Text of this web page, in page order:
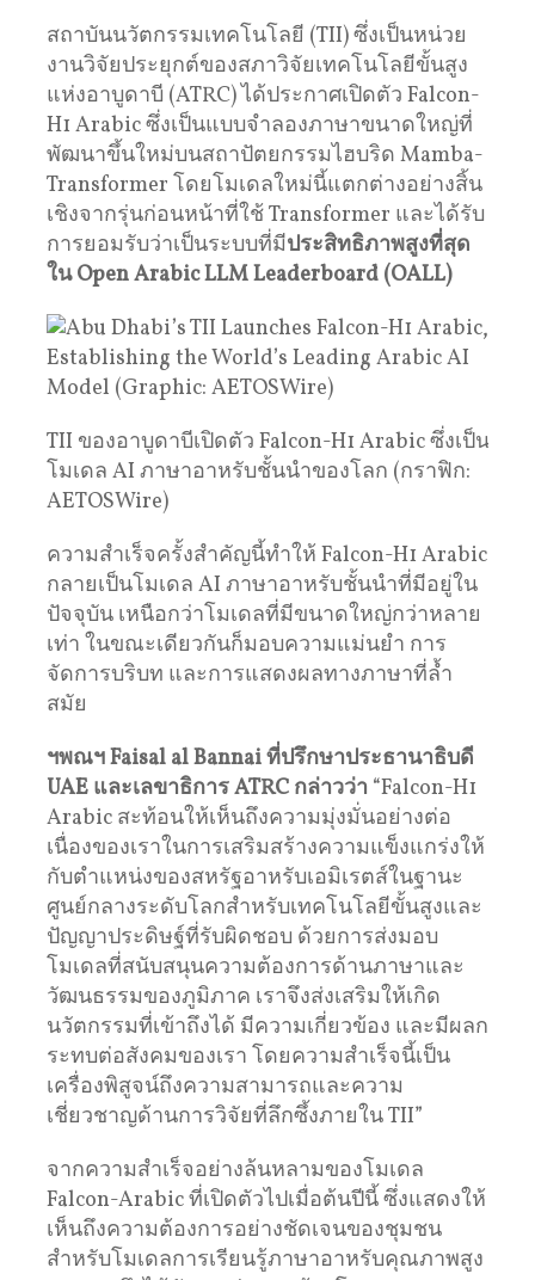
สถาบันนวัตกรรมเทคโนโลยี (TII) ซึ่งเป็นหน่วย
งานวิจัยประยุกต์ของสภาวิจัยเทคโนโลยีขั้นสูง
แห่งอาบูดาบี (ATRC) ได้ประกาศเปิดตัว Falcon-
H1 Arabic ซึ่งเป็นแบบจำลองภาษาขนาดใหญ่ที่
พัฒนาขึ้นใหม่บนสถาปัตยกรรมไฮบริด Mamba-
Transformer โดยโมเดลใหม่นี้แตกต่างอย่างสิ้น
เชิงจากรุ่นก่อนหน้าที่ใช้ Transformer และได้รับ
การยอมรับว่าเป็นระบบที่มีประสิทธิภาพสูงที่สุด
ใน Open Arabic LLM Leaderboard (OALL)
TII ของอาบูดาบีเปิดตัว Falcon-H1 Arabic ซึ่งเป็น
โมเดล AI ภาษาอาหรับชั้นนำของโลก (กราฟิก:
AETOSWire)
ความสำเร็จครั้งสำคัญนี้ทำให้ Falcon-H1 Arabic
กลายเป็นโมเดล AI ภาษาอาหรับชั้นนำที่มีอยู่ใน
ปัจจุบัน เหนือกว่าโมเดลที่มีขนาดใหญ่กว่าหลาย
เท่า ในขณะเดียวกันก็มอบความแม่นยำ การ
จัดการบริบท และการแสดงผลทางภาษาที่ล้ำ
สมัย
ฯพณฯ Faisal al Bannai ที่ปรึกษาประธานาธิบดี
UAE และเลขาธิการ ATRC กล่าวว่า “Falcon-H1
Arabic สะท้อนให้เห็นถึงความมุ่งมั่นอย่างต่อ
เนื่องของเราในการเสริมสร้างความแข็งแกร่งให้
กับตำแหน่งของสหรัฐอาหรับเอมิเรตส์ในฐานะ
ศูนย์กลางระดับโลกสำหรับเทคโนโลยีขั้นสูงและ
ปัญญาประดิษฐ์ที่รับผิดชอบ ด้วยการส่งมอบ
โมเดลที่สนับสนุนความต้องการด้านภาษาและ
วัฒนธรรมของภูมิภาค เราจึงส่งเสริมให้เกิด
นวัตกรรมที่เข้าถึงได้ มีความเกี่ยวข้อง และมีผลก
ระทบต่อสังคมของเรา โดยความสำเร็จนี้เป็น
เครื่องพิสูจน์ถึงความสามารถและความ
เชี่ยวชาญด้านการวิจัยที่ลึกซึ้งภายใน TII”
จากความสำเร็จอย่างล้นหลามของโมเดล
Falcon-Arabic ที่เปิดตัวไปเมื่อต้นปีนี้ ซึ่งแสดงให้
เห็นถึงความต้องการอย่างชัดเจนของชุมชน
สำหรับโมเดลการเรียนรู้ภาษาอาหรับคุณภาพสูง